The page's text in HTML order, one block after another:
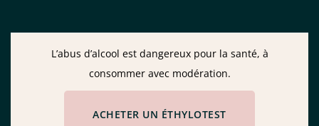
L’abus d’alcool est dangereux pour la santé, à
consommer avec modération.
ACHETER UN ÉTHYLOTEST